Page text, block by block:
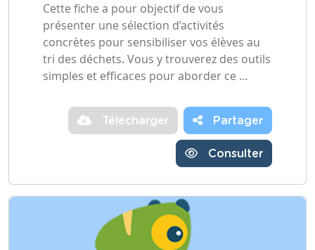
Cette fiche a pour objectif de vous
présenter une sélection d’activités
concrètes pour sensibiliser vos élèves au
tri des déchets. Vous y trouverez des outils
simples et efficaces pour aborder ce …
Télécharger Partager
Consulter